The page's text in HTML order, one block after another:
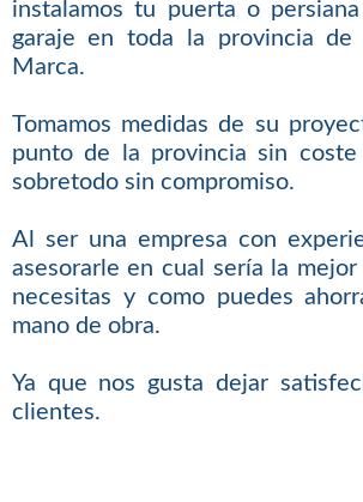
instalamos tu puerta o
garaje en toda la provincia de
Marca.
Tomamos medidas de su
punto de la provincia sin
sobretodo sin compromiso.
Al ser una empresa con
asesorarle en cual sería la
necesitas y como puedes
mano de obra.
Ya que nos gusta dejar
clientes.